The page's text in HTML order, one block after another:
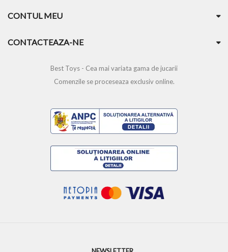
CONTUL MEU
CONTACTEAZA-NE
Best Toys - Cea mai variata gama de jucarii
Comenzile se proceseaza exclusiv online.